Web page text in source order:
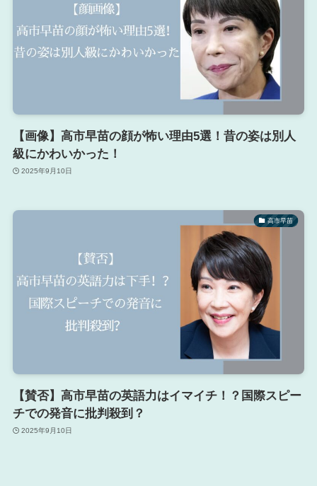
【画像】高市早苗の顔が怖い理由5選！昔の姿は別人
級にかわいかった！
2025年9月10日
高市早苗
【賛否】高市早苗の英語力はイマイチ！？国際スピー
チでの発音に批判殺到？
2025年9月10日